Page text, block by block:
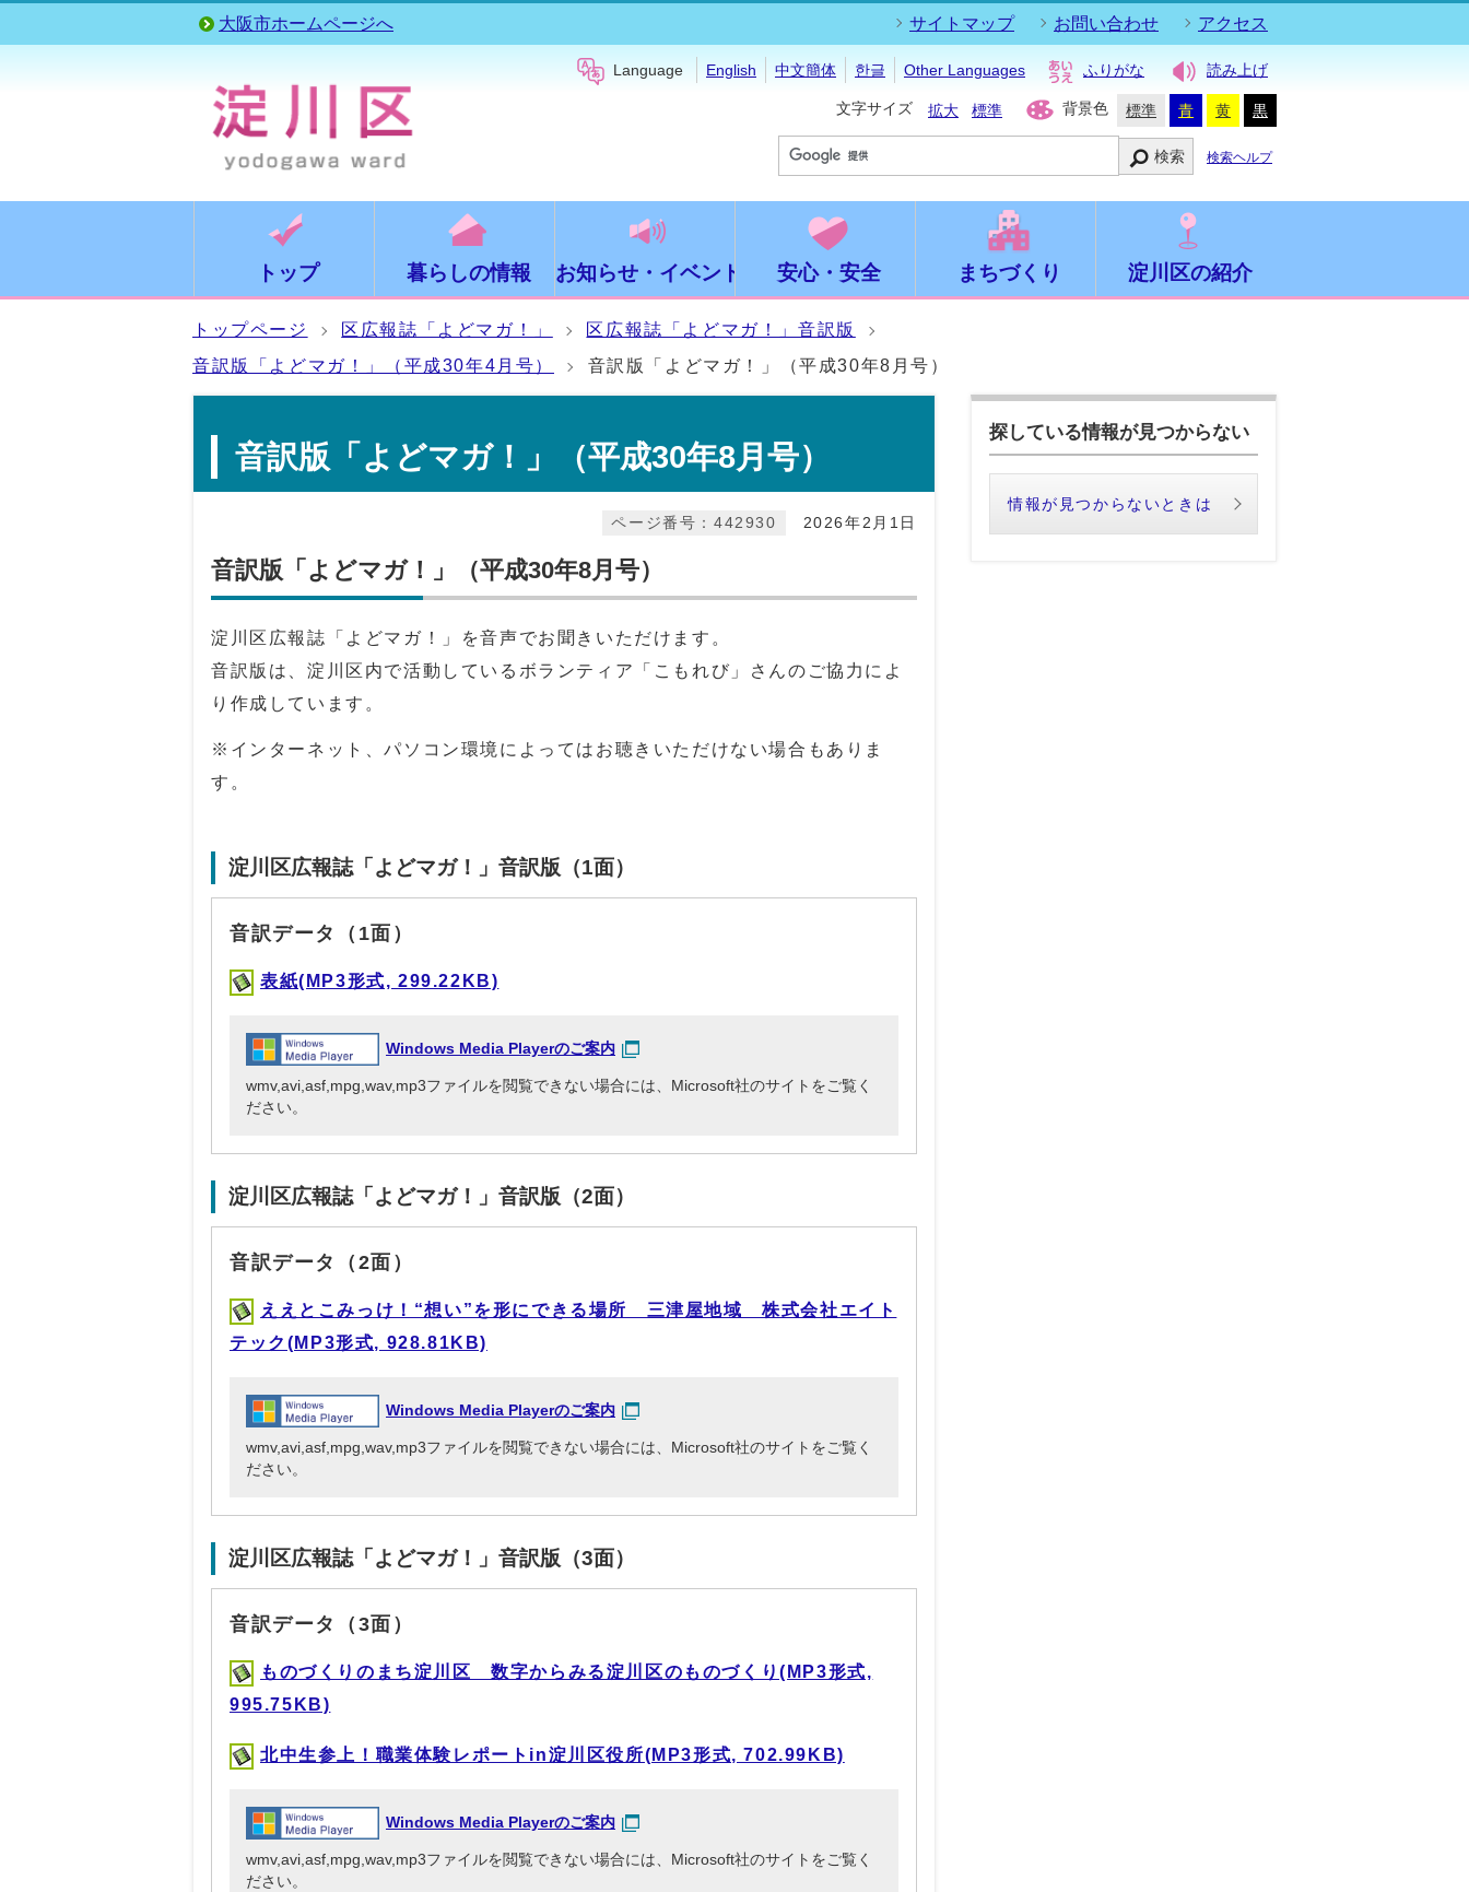
大阪市ホームページへ サイトマップ お問い合わせ アクセス
Language English 中文簡体 한글 Other Languages ふりがな 読み上げ
文字サイズ 拡大 標準 背景色 標準 青 黄 黒
検索 検索ヘルプ
トップ 暮らしの情報 お知らせ・イベント 安心・安全 まちづくり 淀川区の紹介
トップページ 区広報誌「よどマガ！」
区広報誌「よどマガ！」音訳版
音訳版「よどマガ！」（平成30年4月号）
音訳版「よどマガ！」（平成30年8月号）
音訳版「よどマガ！」（平成30年8月号）
2026年2月1日
ページ番号：442930
音訳版「よどマガ！」（平成30年8月号）
淀川区広報誌「よどマガ！」を音声でお聞きいただけます。
音訳版は、淀川区内で活動しているボランティア「こもれび」さんのご協力によ
り作成しています。
※インターネット、パソコン環境によってはお聴きいただけない場合もありま
す。
淀川区広報誌「よどマガ！」音訳版（1面）
音訳データ（1面）
表紙(MP3形式, 299.22KB)
Windows Media Playerのご案内
wmv,avi,asf,mpg,wav,mp3ファイルを閲覧できない場合には、Microsoft社のサイトをご覧く
ださい。
淀川区広報誌「よどマガ！」音訳版（2面）
音訳データ（2面）
ええとこみっけ！“想い”を形にできる場所 三津屋地域 株式会社エイト
テック(MP3形式, 928.81KB)
Windows Media Playerのご案内
wmv,avi,asf,mpg,wav,mp3ファイルを閲覧できない場合には、Microsoft社のサイトをご覧く
ださい。
淀川区広報誌「よどマガ！」音訳版（3面）
音訳データ（3面）
ものづくりのまち淀川区 数字からみる淀川区のものづくり(MP3形式,
995.75KB)
北中生参上！職業体験レポートin淀川区役所(MP3形式, 702.99KB)
Windows Media Playerのご案内
wmv,avi,asf,mpg,wav,mp3ファイルを閲覧できない場合には、Microsoft社のサイトをご覧く
ださい。
探している情報が見つからない
情報が見つからないときは